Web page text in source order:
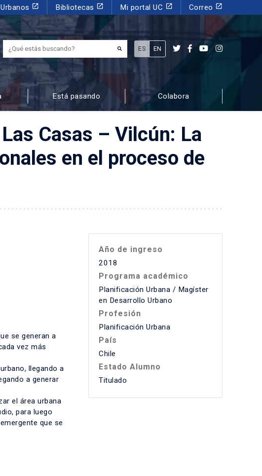
launch Bibliotecas launch Mi portal UC launch Correo launch
¿Qué estás buscando?
ES EN
Está pasando Colabora
Casas – Vilcún: La
en el proceso de
se generan a
vez más
llegando a
a generar
el área urbana
para luego
que se
Año de ingreso
2018
Programa académico
Planificación Urbana / Magíster
en Desarrollo Urbano
Profesión
Planificación Urbana
País
Chile
Estado Alumno
Titulado